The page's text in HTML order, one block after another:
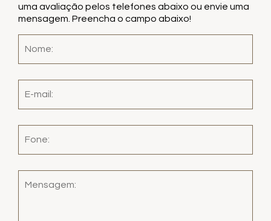
uma avaliação pelos telefones abaixo ou envie uma
mensagem. Preencha o campo abaixo!